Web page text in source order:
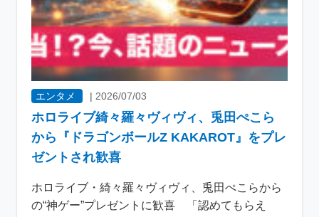
エンタメ |2026/07/03
ホロライブ綺々羅々ヴィヴィ、兎田ぺこら
から『ドラゴンボールZ KAKAROT』をプレ
ゼントされ歓喜
ホロライブ・綺々羅々ヴィヴィ、兎田ぺこらから
の“神ゲー”プレゼントに歓喜 「認めてもらえ